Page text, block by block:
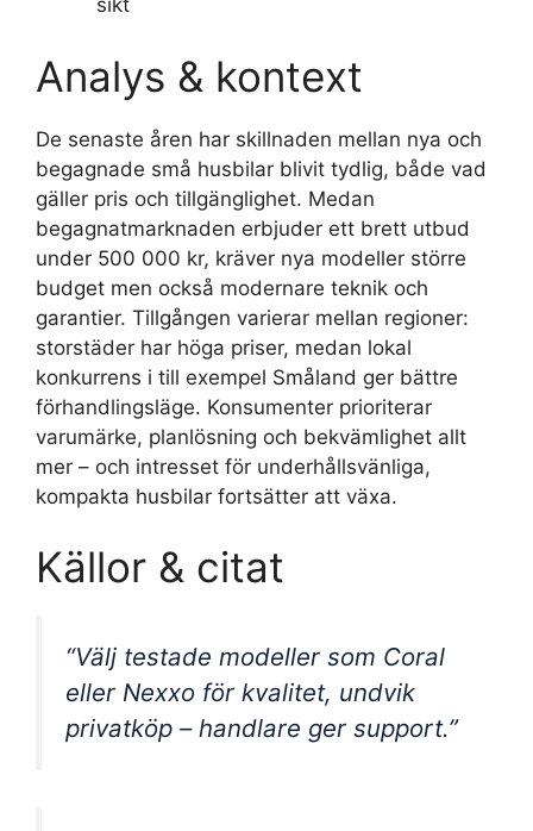
sikt
Analys & kontext
De senaste åren har skillnaden mellan nya och
begagnade små husbilar blivit tydlig, både vad
gäller pris och tillgänglighet. Medan
begagnatmarknaden erbjuder ett brett utbud
under 500 000 kr, kräver nya modeller större
budget men också modernare teknik och
garantier. Tillgången varierar mellan regioner:
storstäder har höga priser, medan lokal
konkurrens i till exempel Småland ger bättre
förhandlingsläge. Konsumenter prioriterar
varumärke, planlösning och bekvämlighet allt
mer – och intresset för underhållsvänliga,
kompakta husbilar fortsätter att växa.
Källor & citat
“Välj testade modeller som Coral
eller Nexxo för kvalitet, undvik
privatköp – handlare ger support.”